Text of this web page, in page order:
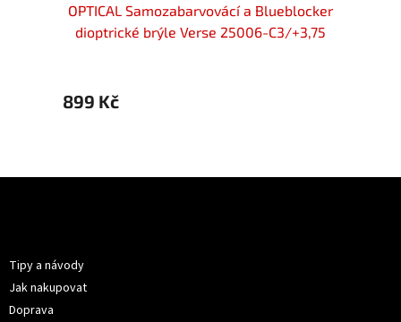
OPTICAL Samozabarvovácí a Blueblocker
dioptrické brýle Verse 25006-C3/+3,75
899 Kč
Tipy a návody
Jak nakupovat
Doprava